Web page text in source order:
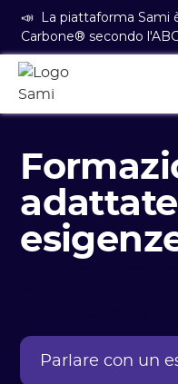
📣 La piattaforma Sami
Carbone® secondo
Parlare con un